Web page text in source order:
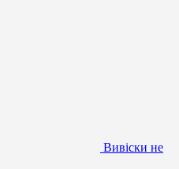
Вивіски не